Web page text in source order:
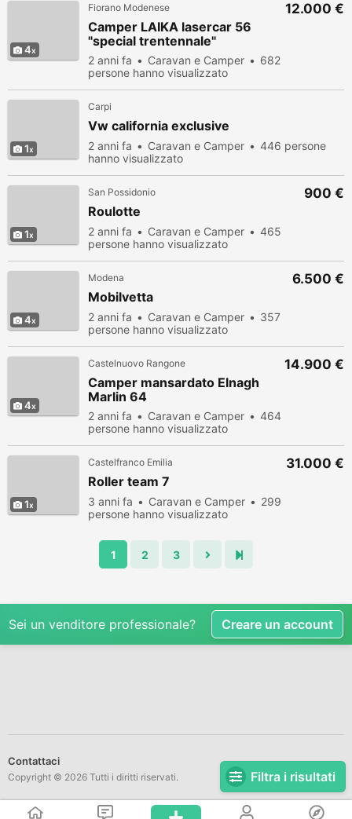
Filtra i risultati
4
Fiorano Modenese
Camper LAIKA lasercar 56
"special trentennale"
2 anni fa Caravan e Camper
682
persone hanno visualizzato
12.000 €
1
Carpi
Vw california exclusive
2 anni fa Caravan e Camper
446 persone
hanno visualizzato
1
San Possidonio
Roulotte
2 anni fa Caravan e Camper
465
persone hanno visualizzato
900 €
4
Modena
Mobilvetta
2 anni fa Caravan e Camper
357
persone hanno visualizzato
6.500 €
4
Castelnuovo Rangone
Camper mansardato Elnagh
Marlin 64
2 anni fa Caravan e Camper
464
persone hanno visualizzato
14.900 €
1
Castelfranco Emilia
Roller team 7
3 anni fa Caravan e Camper
299
persone hanno visualizzato
31.000 €
1 2 3
Sei un venditore professionale? Creare un account
Contattaci
Copyright © 2026 Tutti i diritti riservati.